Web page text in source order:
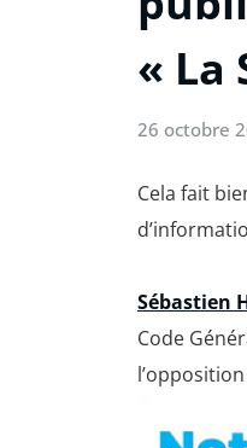
« La
26 octobre
Cela fait
Sébastien
Code